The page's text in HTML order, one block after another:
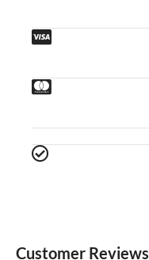
Customer Reviews